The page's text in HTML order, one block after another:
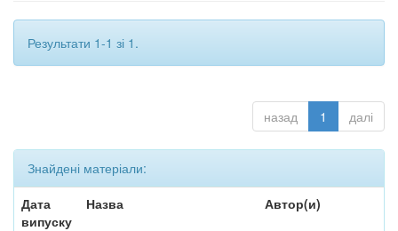
Результати 1-1 зі 1.
назад 1 далі
Знайдені матеріали:
Дата
випуску
Назва Автор(и)